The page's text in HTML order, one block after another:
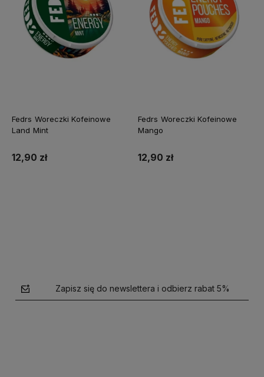
Fedrs Woreczki Kofeinowe
Land Mint
12,90 zł
Fedrs Woreczki Kofeinowe
Mango
12,90 zł
Zapisz się do newslettera i odbierz rabat 5%